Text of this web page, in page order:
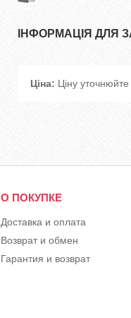
ІНФОРМАЦІЯ ДЛЯ
Ціна: Ціну уточнюйте
О ПОКУПКЕ
Доставка и оплата
Возврат и обмен
Гарантия и возврат